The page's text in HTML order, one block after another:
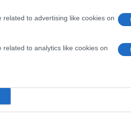
to advertising like cookies on
to analytics like cookies on